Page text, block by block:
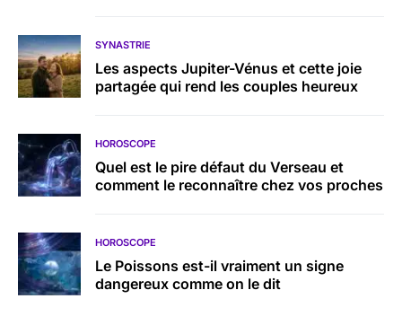
SYNASTRIE
Les aspects Jupiter-Vénus et cette joie
partagée qui rend les couples heureux
HOROSCOPE
Quel est le pire défaut du Verseau et
comment le reconnaître chez vos proches
HOROSCOPE
Le Poissons est-il vraiment un signe
dangereux comme on le dit